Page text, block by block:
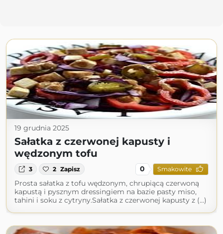
19 grudnia 2025
Sałatka z czerwonej kapusty i
wędzonym tofu
3 2 Zapisz 0 Smakowite
Prosta sałatka z tofu wędzonym, chrupiącą czerwoną
kapustą i pysznym dressingiem na bazie pasty miso,
tahini i soku z cytryny.Sałatka z czerwonej kapusty z (...)